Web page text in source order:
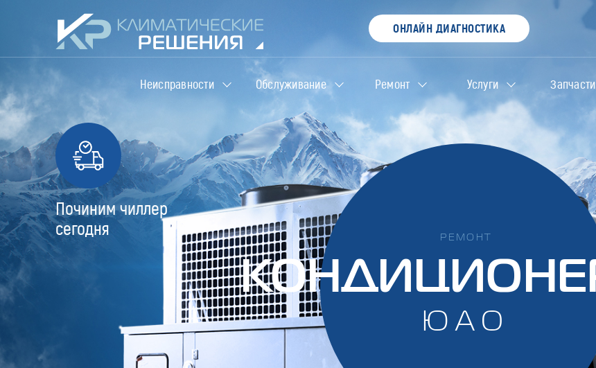
РЕМОНТ
ЮАО
Починим чиллер
сегодня
Неисправности Обслуживание Ремонт Услуги Запчасти
ОНЛАЙН ДИАГНОСТИКА